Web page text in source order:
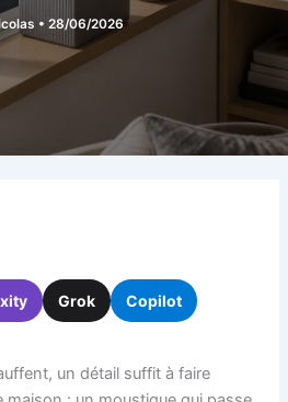
• 28/06/2026
Grok Copilot
un détail suffit à faire